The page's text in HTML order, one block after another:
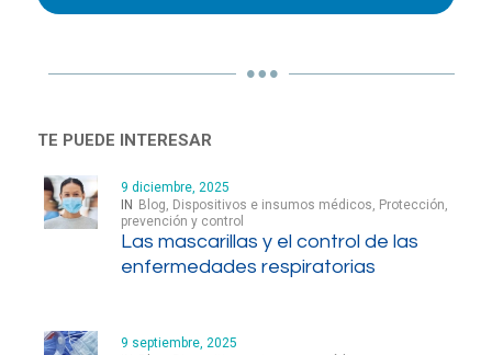
TE PUEDE INTERESAR
9 diciembre, 2025
IN
Blog, Dispositivos e insumos médicos, Protección,
prevención y control
Las mascarillas y el control de las
enfermedades respiratorias
9 septiembre, 2025